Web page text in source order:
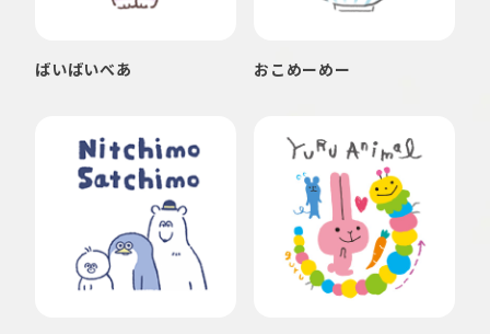
ばいばいべあ おこめーめー